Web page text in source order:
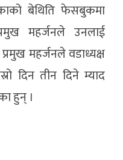
बेथिति फेसबुकमा
महर्जनले उनलाई
महर्जनले वडाध्यक्ष
दिन तीन दिने म्याद
हुन् ।